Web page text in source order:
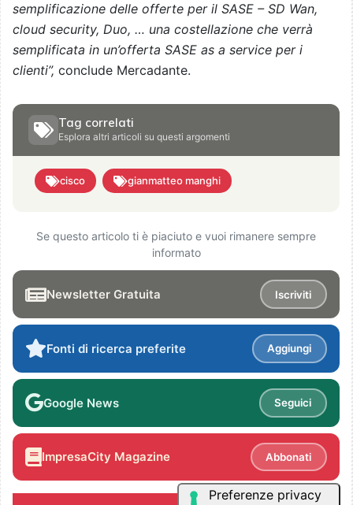
semplificazione delle offerte per il SASE – SD Wan,
cloud security, Duo, … una costellazione che verrà
semplificata in un’offerta SASE as a service per i
clienti”, conclude Mercadante.
Tag correlati
Esplora altri articoli su questi argomenti
cisco gianmatteo manghi
Se questo articolo ti è piaciuto e vuoi rimanere sempre
informato
Newsletter Gratuita Iscriviti
Fonti di ricerca preferite Aggiungi
Google News Seguici
ImpresaCity Magazine Abbonati